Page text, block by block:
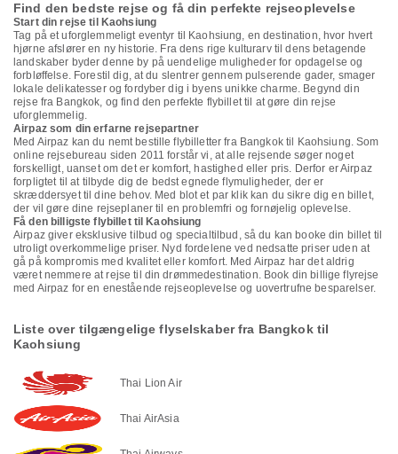
Find den bedste rejse og få din perfekte rejseoplevelse
Start din rejse til Kaohsiung
Tag på et uforglemmeligt eventyr til Kaohsiung, en destination, hvor hvert
hjørne afslører en ny historie. Fra dens rige kulturarv til dens betagende
landskaber byder denne by på uendelige muligheder for opdagelse og
forbløffelse. Forestil dig, at du slentrer gennem pulserende gader, smager
lokale delikatesser og fordyber dig i byens unikke charme. Begynd din
rejse fra Bangkok, og find den perfekte flybillet til at gøre din rejse
uforglemmelig.
Airpaz som din erfarne rejsepartner
Med Airpaz kan du nemt bestille flybilletter fra Bangkok til Kaohsiung. Som
online rejsebureau siden 2011 forstår vi, at alle rejsende søger noget
forskelligt, uanset om det er komfort, hastighed eller pris. Derfor er Airpaz
forpligtet til at tilbyde dig de bedst egnede flymuligheder, der er
skræddersyet til dine behov. Med blot et par klik kan du sikre dig en billet,
der vil gøre dine rejseplaner til en problemfri og fornøjelig oplevelse.
Få den billigste flybillet til Kaohsiung
Airpaz giver eksklusive tilbud og specialtilbud, så du kan booke din billet til
utroligt overkommelige priser. Nyd fordelene ved nedsatte priser uden at
gå på kompromis med kvalitet eller komfort. Med Airpaz har det aldrig
været nemmere at rejse til din drømmedestination. Book din billige flyrejse
med Airpaz for en enestående rejseoplevelse og uovertrufne besparelser.
Liste over tilgængelige flyselskaber fra Bangkok til
Kaohsiung
Thai Lion Air
Thai AirAsia